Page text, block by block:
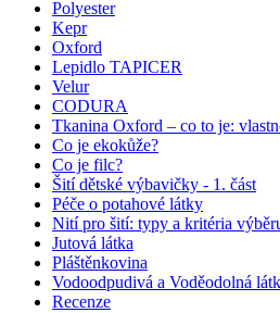
Polyester
Kepr
Oxford
Lepidlo TAPICER
Velur
CODURA
Tkanina Oxford – co to je:
Co je ekokůže?
Co je filc?
Šití dětské výbavičky - 1. část
Péče o potahové látky
Nití pro šití: typy a kritéria
Jutová látka
Pláštěnkovina
Vodoodpudivá a Voděodolná
Recenze